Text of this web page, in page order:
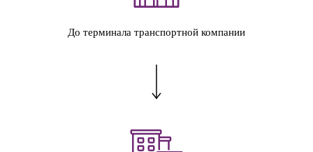
До терминала транспортной компании